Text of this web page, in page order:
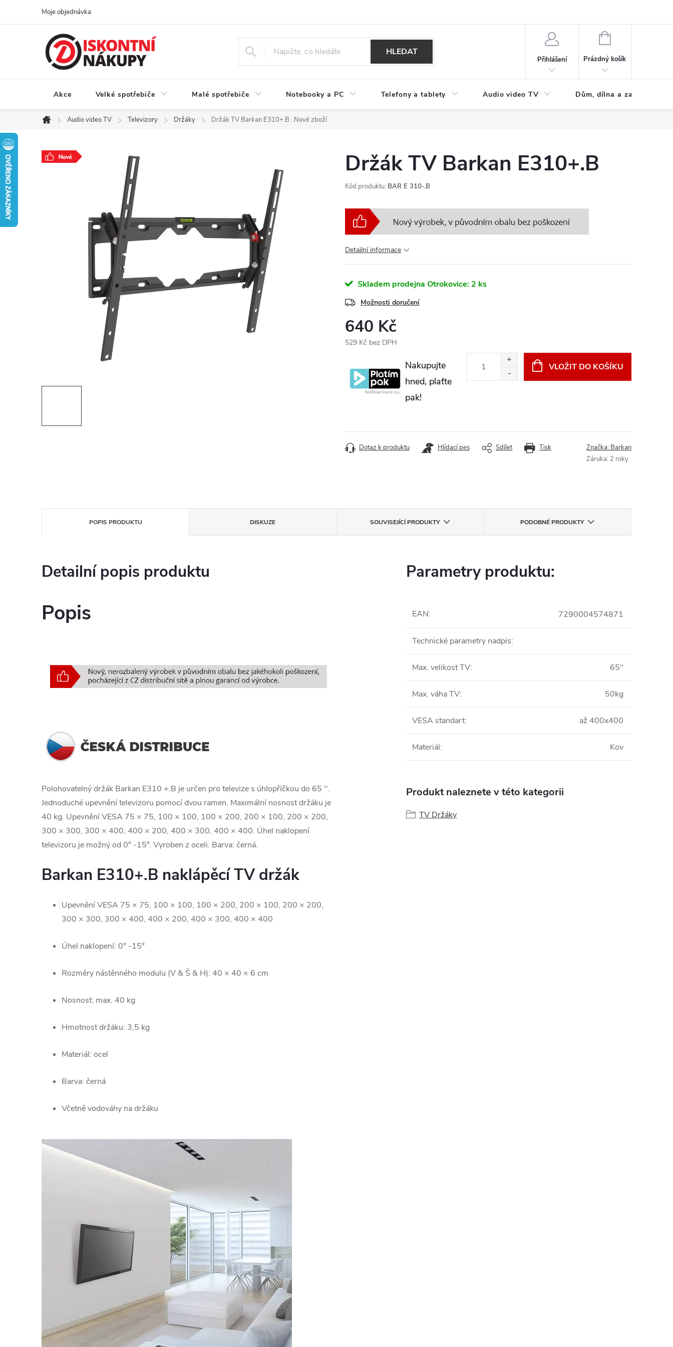
Moje objednávka
HLEDAT
Přihlášení
NÁKUPNÍ
Prázdný košík
Akce Velké spotřebiče Malé spotřebiče Notebooky a PC Telefony a tablety Audio video TV Dům, dílna a zahrada
Domů
Audio video TV Televizory Držáky Držák TV Barkan E310+.B ..Nové zboží
Držák TV Barkan E310+.B
Kód produktu: BAR E 310-.B
Detailní informace
Skladem prodejna Otrokovice: 2 ks
Možnosti doručení
640 Kč
529 Kč bez DPH
Nakupujte
hned, plaťte
pak!
VLOŽIT DO KOŠÍKU
Tisk
Dotaz k produktu Hlídací pes Sdílet Značka: Barkan
Záruka: 2 roky
POPIS PRODUKTU DISKUZE SOUVISEJÍCÍ PRODUKTY PODOBNÉ PRODUKTY
Detailní popis produktu
Popis
Polohovatelný držák Barkan E310 +.B je určen pro televize s úhlopříčkou do 65 ''.
Jednoduché upevnění televizoru pomocí dvou ramen. Maximální nosnost držáku je
40 kg. Upevnění VESA 75 × 75, 100 × 100, 100 × 200, 200 × 100, 200 × 200,
300 × 300, 300 × 400, 400 × 200, 400 × 300, 400 × 400. Úhel naklopení
televizoru je možný od 0° -15°. Vyroben z oceli. Barva: černá.
Barkan E310+.B naklápěcí TV držák
Upevnění VESA 75 × 75, 100 × 100, 100 × 200, 200 × 100, 200 × 200,
300 × 300, 300 × 400, 400 × 200, 400 × 300, 400 × 400
Úhel naklopení: 0° -15°
Rozměry nástěnného modulu (V & Š & H): 40 × 40 × 6 cm
Nosnost: max. 40 kg
Hmotnost držáku: 3,5 kg
Materiál: ocel
Barva: černá
Včetně vodováhy na držáku
Parametry produktu:
EAN: 7290004574871
Technické parametry nadpis:
Max. velikost TV: 65"
Max. váha TV: 50kg
VESA standart: až 400x400
Materiál: Kov
Produkt naleznete v této kategorii
TV Držáky